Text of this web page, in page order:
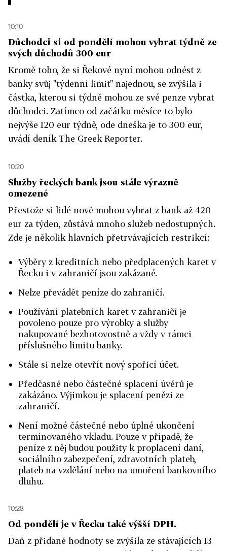
10:10
Důchodci si od pondělí mohou vybrat týdně ze
svých důchodů 300 eur
Kromě toho, že si Řekové nyní mohou odnést z
banky svůj "týdenní limit" najednou, se zvýšila i
částka, kterou si týdně mohou ze své penze vybrat
důchodci. Zatímco od začátku měsíce to bylo
nejvýše 120 eur týdně, ode dneška je to 300 eur,
uvádí deník The Greek Reporter.
10:20
Služby řeckých bank jsou stále výrazně
omezené
Přestože si lidé nově mohou vybrat z bank až 420
eur za týden, zůstává mnoho služeb nedostupných.
Zde je několik hlavních přetrvávajících restrikcí:
Výběry z kreditních nebo předplacených karet v
Řecku i v zahraničí jsou zakázané.
Nelze převádět peníze do zahraničí.
Používání platebních karet v zahraničí je
povoleno pouze pro výrobky a služby
nakupované bezhotovostně a vždy v rámci
příslušného limitu banky.
Stále si nelze otevřít nový spořicí účet.
Předčasné nebo částečné splacení úvěrů je
zakázáno. Výjimkou je splacení penězi ze
zahraničí.
Není možné částečné nebo úplné ukončení
termínovaného vkladu. Pouze v případě, že
peníze z něj budou použity k proplacení daní,
sociálního zabezpečení, zdravotních plateb,
plateb na vzdělání nebo na umoření bankovního
dluhu.
10:28
Od pondělí je v Řecku také výšší DPH.
Daň z přidané hodnoty se zvýšila ze stávajících 13